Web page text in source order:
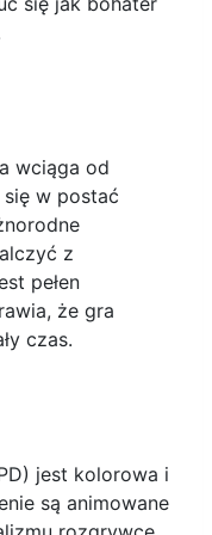
wciąga od
w postać
z
pełen
że gra
czas.
jest kolorowa i
są animowane